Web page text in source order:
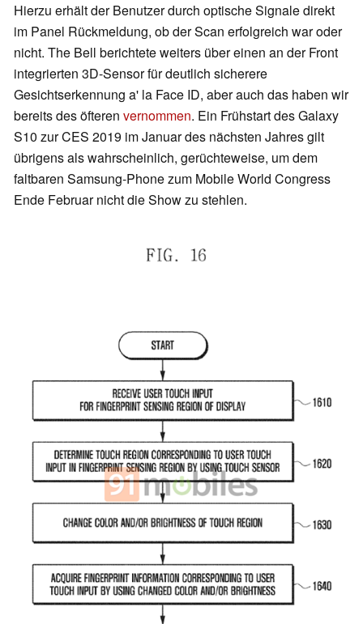
Hierzu erhält der Benutzer durch optische Signale direkt
im Panel Rückmeldung, ob der Scan erfolgreich war oder
nicht. The Bell berichtete weiters über einen an der Front
integrierten 3D-Sensor für deutlich sicherere
Gesichtserkennung a' la Face ID, aber auch das haben wir
bereits des öfteren vernommen. Ein Frühstart des Galaxy
S10 zur CES 2019 im Januar des nächsten Jahres gilt
übrigens als wahrscheinlich, gerüchteweise, um dem
faltbaren Samsung-Phone zum Mobile World Congress
Ende Februar nicht die Show zu stehlen.